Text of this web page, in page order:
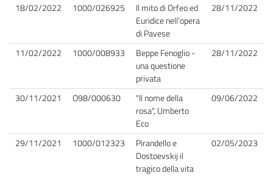
18/02/2022 1000/026925
Il mito di Orfeo ed
Euridice nell'opera
di Pavese
28/11/2022
11/02/2022 1000/008933
Beppe Fenoglio -
una questione
privata
28/11/2022
30/11/2021 O98/000630
"Il nome della
rosa", Umberto
Eco
09/06/2022
29/11/2021 1000/012323
Pirandello e
Dostoevskij il
tragico della vita
02/05/2023